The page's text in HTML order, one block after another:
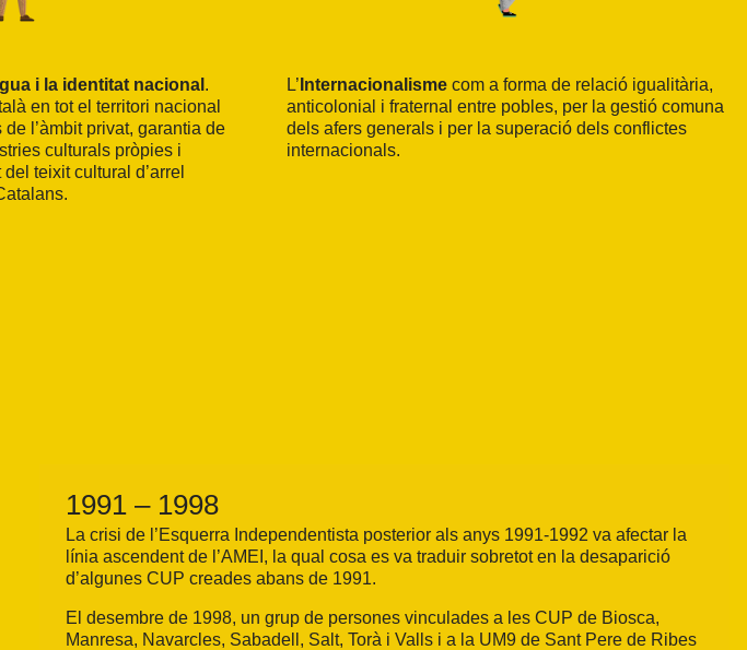
i la identitat nacional .
en tot el territori nacional
l’àmbit privat, garantia de
culturals pròpies i
teixit cultural d’arrel
L’ Internacionalisme com a forma de relació igualitària,
anticolonial i fraternal entre pobles, per la gestió comuna
dels afers generals i per la superació dels conflictes
internacionals.
1991 – 1998
La crisi de l’Esquerra Independentista posterior als anys 1991-1992 va afectar la
línia ascendent de l’AMEI, la qual cosa es va traduir sobretot en la desaparició
d’algunes CUP creades abans de 1991.
El desembre de 1998, un grup de persones vinculades a les CUP de Biosca,
Manresa, Navarcles, Sabadell, Salt, Torà i Valls i a la UM9 de Sant Pere de Ribes